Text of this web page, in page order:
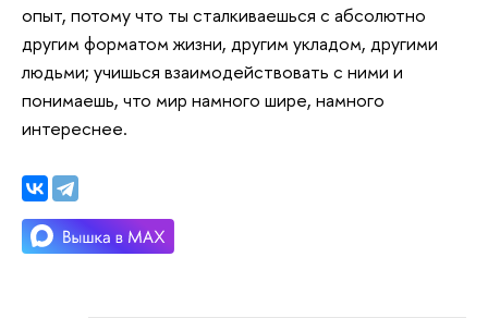
опыт, потому что ты сталкиваешься с абсолютно
другим форматом жизни, другим укладом, другими
людьми; учишься взаимодействовать с ними и
понимаешь, что мир намного шире, намного
интереснее.